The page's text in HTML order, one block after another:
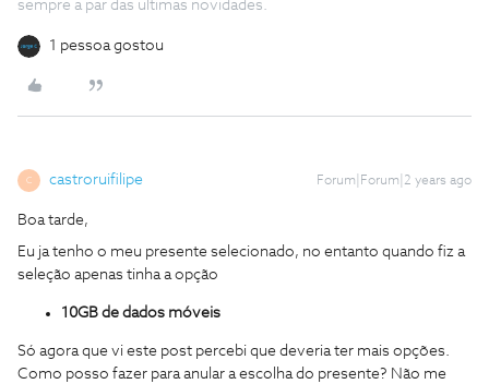
sempre a par das ultimas novidades.
1 pessoa gostou
C castroruifilipe Forum|Forum|2 years ago
Boa tarde,
Eu ja tenho o meu presente selecionado, no entanto quando fiz a
seleção apenas tinha a opção
10GB de dados móveis
Só agora que vi este post percebi que deveria ter mais opções.
Como posso fazer para anular a escolha do presente? Não me